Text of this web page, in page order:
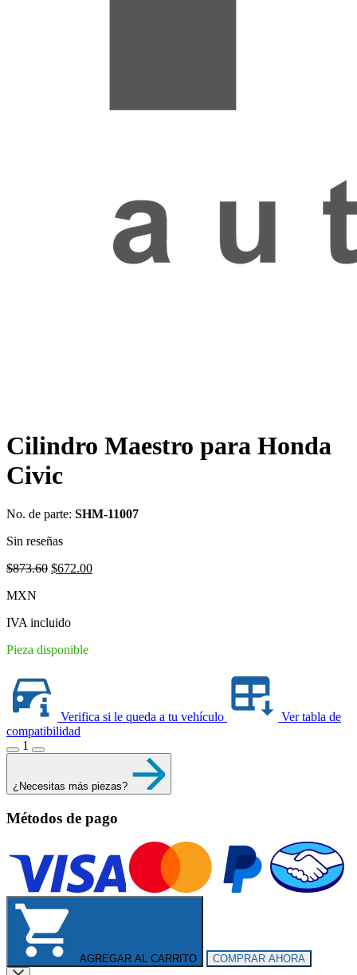
Cilindro Maestro para Honda
Civic
No. de parte: SHM-11007
Sin reseñas
$873.60 Original
$672.00Current
MXN
IVA incluido
Pieza disponible
Verifica si le queda a tu vehículo
Ver tabla de
compatibilidad
1
¿Necesitas más piezas?
Métodos de pago
AGREGAR AL CARRITO COMPRAR AHORA